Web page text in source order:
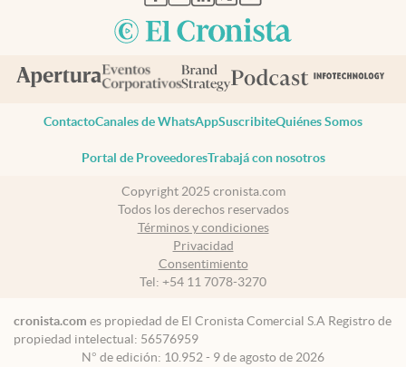
ContactoCanales de WhatsAppSuscribiteQuiénes Somos
Portal de ProveedoresTrabajá con nosotros
Copyright 2025 cronista.com
Todos los derechos reservados
Términos y condiciones
Privacidad
Consentimiento
Tel: +54 11 7078-3270
cronista.com es propiedad de El Cronista Comercial S.A Registro de
propiedad intelectual: 56576959
N° de edición: 10.952 - 9 de agosto de 2026